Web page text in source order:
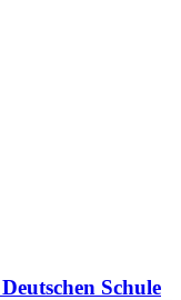
Schule